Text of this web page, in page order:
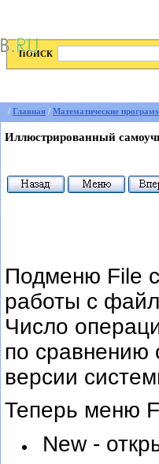
ПОИСК
/ Главная / Математические
Иллюстрированный
Подменю File
работы с
Число
по
версии
Теперь меню
New -